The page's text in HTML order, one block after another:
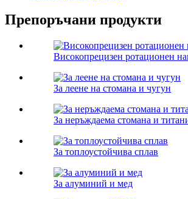
Препоръчани продукти
Високопрецизен ротационен
За леене на стомана и чугун
За неръждаема стомана и
За топлоустойчива сплав
За алуминий и мед